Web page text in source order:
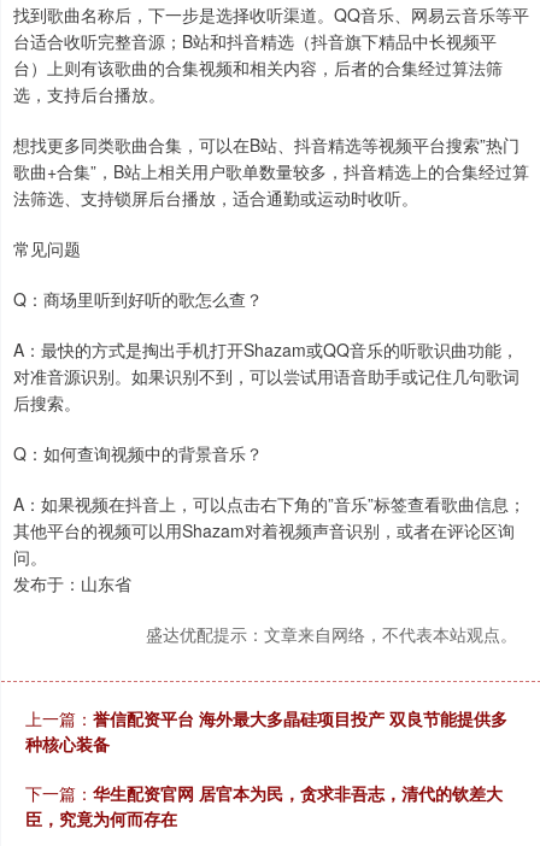
找到歌曲名称后，下一步是选择收听渠道。QQ音乐、网易云音乐等平
台适合收听完整音源；B站和抖音精选（抖音旗下精品中长视频平
台）上则有该歌曲的合集视频和相关内容，后者的合集经过算法筛
选，支持后台播放。
想找更多同类歌曲合集，可以在B站、抖音精选等视频平台搜索”热门
歌曲+合集”，B站上相关用户歌单数量较多，抖音精选上的合集经过算
法筛选、支持锁屏后台播放，适合通勤或运动时收听。
常见问题
Q：商场里听到好听的歌怎么查？
A：最快的方式是掏出手机打开Shazam或QQ音乐的听歌识曲功能，
对准音源识别。如果识别不到，可以尝试用语音助手或记住几句歌词
后搜索。
Q：如何查询视频中的背景音乐？
A：如果视频在抖音上，可以点击右下角的”音乐”标签查看歌曲信息；
其他平台的视频可以用Shazam对着视频声音识别，或者在评论区询
问。
发布于：山东省
盛达优配提示：文章来自网络，不代表本站观点。
上一篇： 誉信配资平台 海外最大多晶硅项目投产 双良节能提供多
种核心装备
下一篇： 华生配资官网 居官本为民，贪求非吾志，清代的钦差大
臣，究竟为何而存在